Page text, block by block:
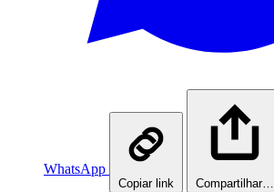
WhatsApp
Copiar link Compartilhar…